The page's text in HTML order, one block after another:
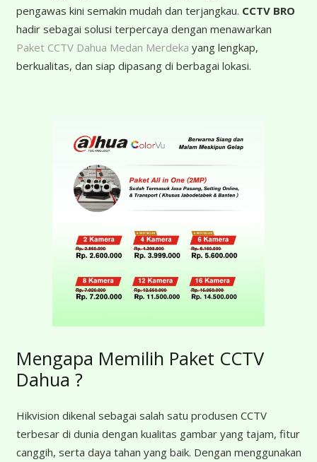
pengawas kini semakin mudah dan terjangkau. CCTV BRO
hadir sebagai solusi terpercaya dengan menawarkan
Paket CCTV Dahua Medan Merdeka yang lengkap,
berkualitas, dan siap dipasang di berbagai lokasi.
Mengapa Memilih Paket CCTV
Dahua ?
Hikvision dikenal sebagai salah satu produsen CCTV
terbesar di dunia dengan kualitas gambar yang tajam, fitur
canggih, serta daya tahan yang baik. Dengan menggunakan